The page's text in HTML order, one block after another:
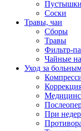
Пустышки
Соски
Травы, чаи
Сборы
Травы
Фильтр-
Чайные
Уход за
При